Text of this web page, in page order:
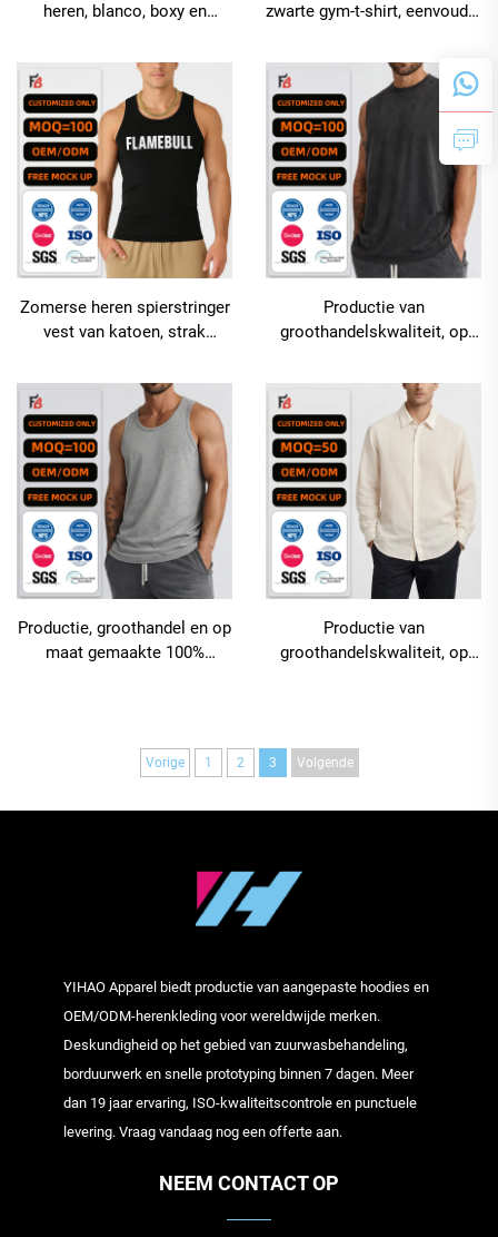
heren, blanco, boxy en
katoen
zwarte gym-t-shirt, eenvoudig
katoenen grafisch oversized
t-shirt voor heren
Zomerse heren spierstringer
vest van katoen, strak
met aangepast logo, blanke
mouwloze herent-shirt
Productie van
groothandelskwaliteit, op
snel-drogende tanktop voor
heren met zure
wasbehandeling en
oversized pasvorm
Productie, groothandel en op
maat gemaakte 100%
Productie van
groothandelskwaliteit, op
casual en zakelijk gebruik
Vorige 1 2 3 Volgende
YIHAO Apparel biedt productie van aangepaste hoodies en
OEM/ODM-herenkleding voor wereldwijde merken.
Deskundigheid op het gebied van zuurwasbehandeling,
borduurwerk en snelle prototyping binnen 7 dagen. Meer
dan 19 jaar ervaring, ISO-kwaliteitscontrole en punctuele
levering. Vraag vandaag nog een offerte aan.
NEEM CONTACT OP